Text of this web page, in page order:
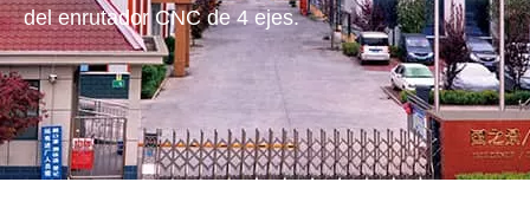
del enrutador CNC de 4 ejes.